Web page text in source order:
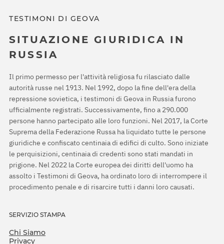
TESTIMONI DI GEOVA
SITUAZIONE GIURIDICA IN
RUSSIA
Il primo permesso per l'attività religiosa fu rilasciato dalle
autorità russe nel 1913. Nel 1992, dopo la fine dell'era della
repressione sovietica, i testimoni di Geova in Russia furono
ufficialmente registrati. Successivamente, fino a 290.000
persone hanno partecipato alle loro funzioni. Nel 2017, la Corte
Suprema della Federazione Russa ha liquidato tutte le persone
giuridiche e confiscato centinaia di edifici di culto. Sono iniziate
le perquisizioni, centinaia di credenti sono stati mandati in
prigione. Nel 2022 la Corte europea dei diritti dell'uomo ha
assolto i Testimoni di Geova, ha ordinato loro di interrompere il
procedimento penale e di risarcire tutti i danni loro causati.
SERVIZIO STAMPA
Chi Siamo
Privacy